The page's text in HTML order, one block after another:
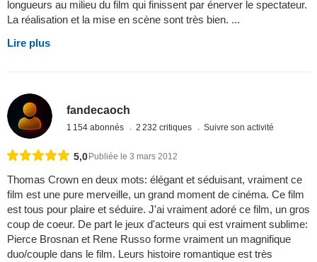
longueurs au milieu du film qui finissent par énerver le spectateur.
La réalisation et la mise en scène sont très bien. ...
Lire plus
fandecaoch
1 154 abonnés 2 232 critiques Suivre son activité
5,0 Publiée le 3 mars 2012
Thomas Crown en deux mots: élégant et séduisant, vraiment ce
film est une pure merveille, un grand moment de cinéma. Ce film
est tous pour plaire et séduire. J'ai vraiment adoré ce film, un gros
coup de coeur. De part le jeux d'acteurs qui est vraiment sublime:
Pierce Brosnan et Rene Russo forme vraiment un magnifique
duo/couple dans le film. Leurs histoire romantique est très